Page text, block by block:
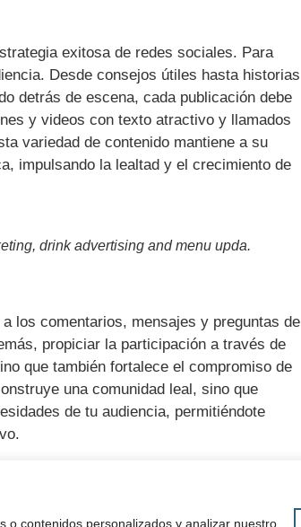
o contenidos personalizados y analizar nuestro
exitosa de redes sociales. Para
Desde consejos útiles hasta historias
detrás de escena, cada publicación debe
y videos con texto atractivo y llamados
variedad de contenido mantiene a su
impulsando la lealtad y el crecimiento de
drink advertising and menu upda.
los comentarios, mensajes y preguntas de
propiciar la participación a través de
que también fortalece el compromiso de
una comunidad leal, sino que
de tu audiencia, permitiéndote